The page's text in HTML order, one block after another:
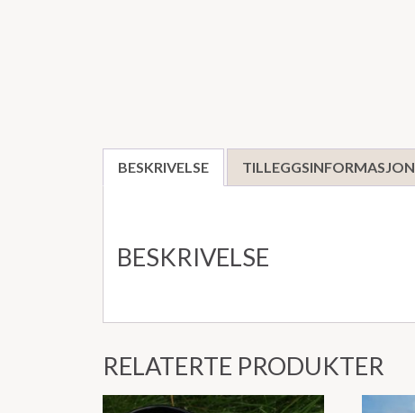
BESKRIVELSE TILLEGGSINFORMASJON
BESKRIVELSE
RELATERTE PRODUKTER